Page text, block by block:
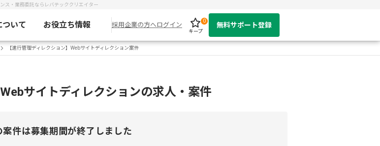
ス・業務委託ならレバテッククリエイター
ついて お役立ち情報 採用企業の方へログイン
キープ
0
無料サポート登録
【進行管理ディレクション】Webサイトディレクション案件
サイトディレクションの求人・案件
案件は募集期間が終了しました